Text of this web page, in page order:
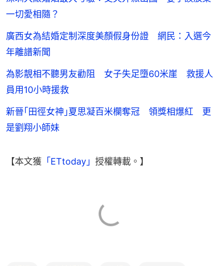
一切愛相隨？
廣西女為結婚定制深度美顏假身份證 網民：入選今
年離譜新聞
為影靚相不聽男友勸阻 女子失足墮60米崖 救援人
員用10小時援救
新晉｢田徑女神｣夏思凝百米欄奪冠 領獎相爆紅 更
是劉翔小師妹
【本文獲 「ETtoday」 授權轉載。】